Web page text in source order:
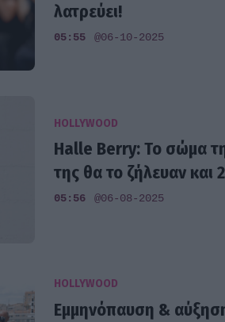
λατρεύει!
05:55 @06-10-2025
HOLLYWOOD
Halle Berry: Το σώμα
της θα το ζήλευαν και
05:56 @06-08-2025
HOLLYWOOD
Εμμηνόπαυση &